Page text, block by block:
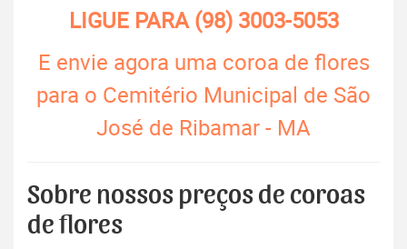
LIGUE PARA(98) 3003-5053
E envie agora uma coroa de flores
para o Cemitério Municipal de São
José de Ribamar - MA
Sobre nossos preços de coroas
de flores